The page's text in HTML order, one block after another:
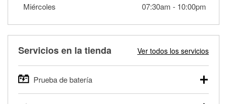
Miércoles
07:30am - 10:00pm
Servicios en la tienda Ver todos los servicios
Prueba de batería